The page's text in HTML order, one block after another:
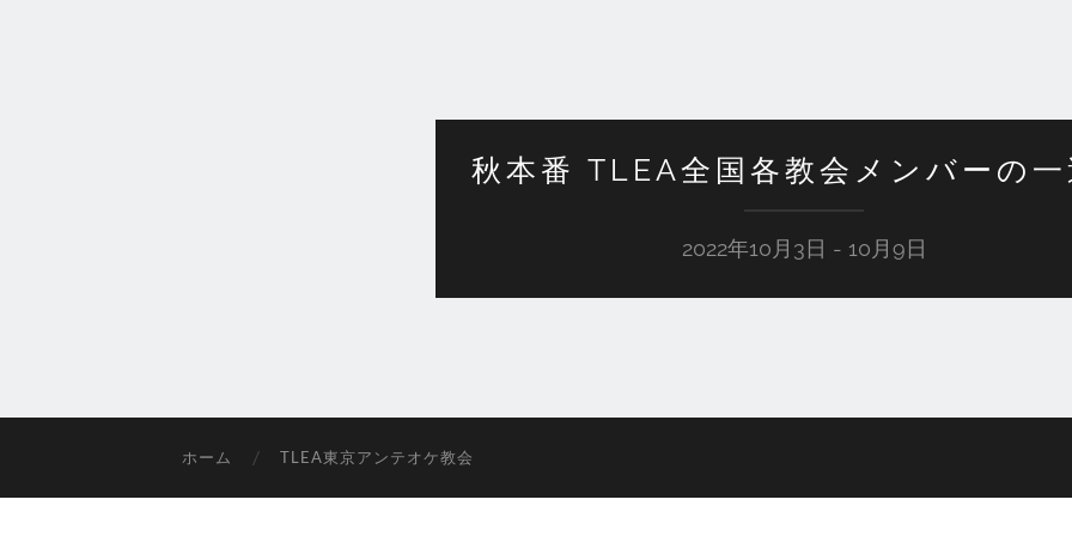
秋本番 TLEA全国各教会メンバーの
2022年10月3日 - 10月9日
ホーム TLEA東京アンテオケ教会